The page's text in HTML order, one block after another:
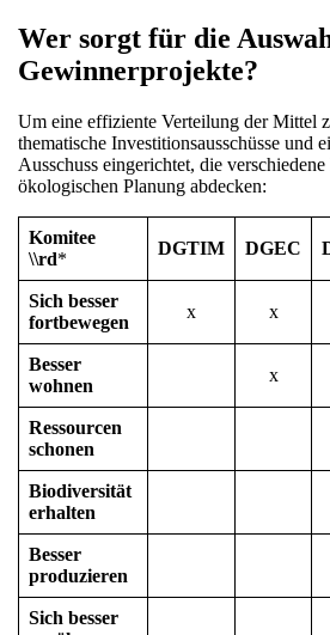
Wer sorgt für die
Gewinnerprojekte?
Um eine effiziente Verteilung der Mittel
thematische Investitionsausschüsse und
Ausschuss eingerichtet, die verschiedene
ökologischen Planung abdecken:
Komitee
\\rd*
DGTIM DGEC
Sich besser
fortbewegen
x x
Besser
wohnen
x
Ressourcen
schonen
Biodiversität
erhalten
Besser
produzieren
Sich besser